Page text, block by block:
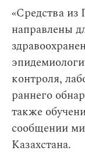
«Средства из
направлены
контроля,
раннего
также
сообщении
Казахстана.